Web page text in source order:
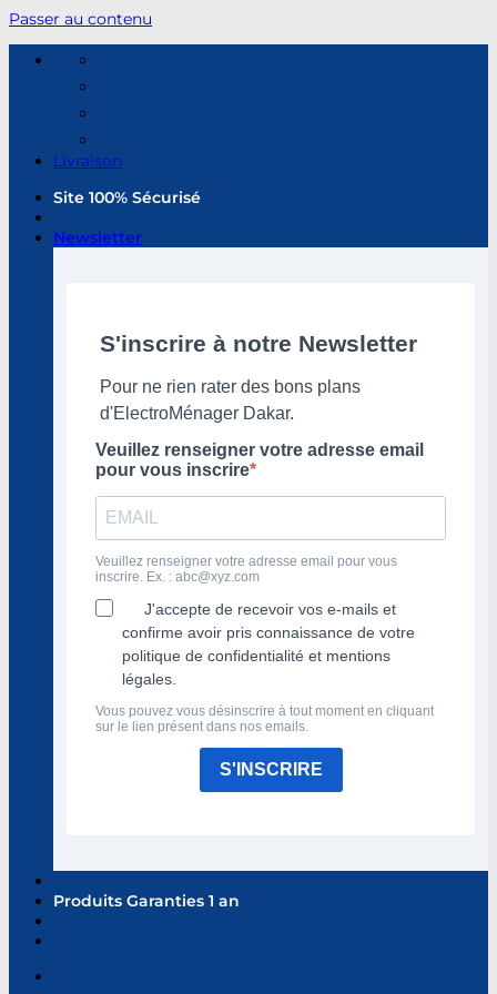
Passer au contenu
Livraison
Site 100% Sécurisé
Newsletter
S'inscrire à notre Newsletter
Pour ne rien rater des bons plans
d'ElectroMénager Dakar.
Veuillez renseigner votre adresse email
pour vous inscrire
Veuillez renseigner votre adresse email pour vous
inscrire. Ex. : abc@xyz.com
J'accepte de recevoir vos e-mails et
confirme avoir pris connaissance de votre
politique de confidentialité et mentions
légales.
Vous pouvez vous désinscrire à tout moment en cliquant
sur le lien présent dans nos emails.
S'INSCRIRE
Produits Garanties 1 an